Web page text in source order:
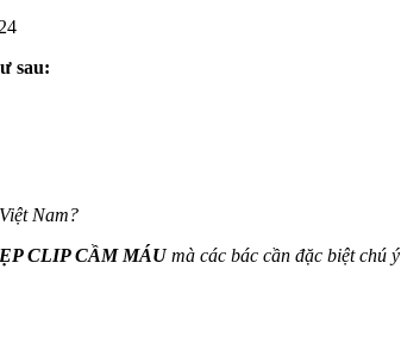
sau:
Nam?
CLIP CẦM MÁU mà các bác cần đặc biệt chú ý